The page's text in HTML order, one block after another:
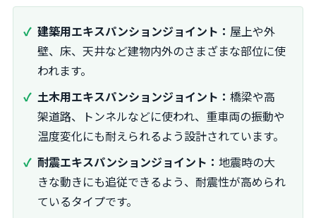
建築用エキスパンションジョイント： 屋上や外
壁、床、天井など建物内外のさまざまな部位に使
われます。
土木用エキスパンションジョイント： 橋梁や高
架道路、トンネルなどに使われ、重車両の振動や
温度変化にも耐えられるよう設計されています。
耐震エキスパンションジョイント： 地震時の大
きな動きにも追従できるよう、耐震性が高められ
ているタイプです。